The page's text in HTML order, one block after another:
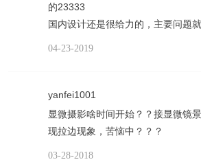
的23333
国内设计还是很给力的，主要问题
04-23-2019
yanfei1001
显微摄影啥时间开始？？接显微镜
现拉边现象，苦恼中？？？
03-28-2018